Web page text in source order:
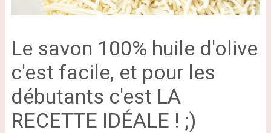
Le savon 100% huile d'olive
c'est facile, et pour les
débutants c'est LA
RECETTE IDÉALE ! ;)